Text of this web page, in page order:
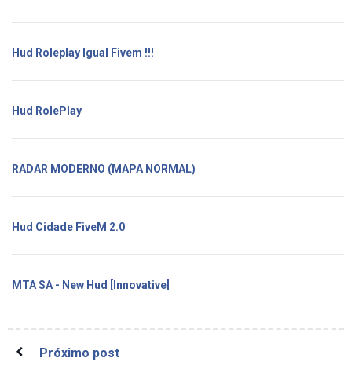
Hud Roleplay Igual Fivem !!!
Hud RolePlay
RADAR MODERNO (MAPA NORMAL)
Hud Cidade FiveM 2.0
MTA SA - New Hud [Innovative]
Próximo post